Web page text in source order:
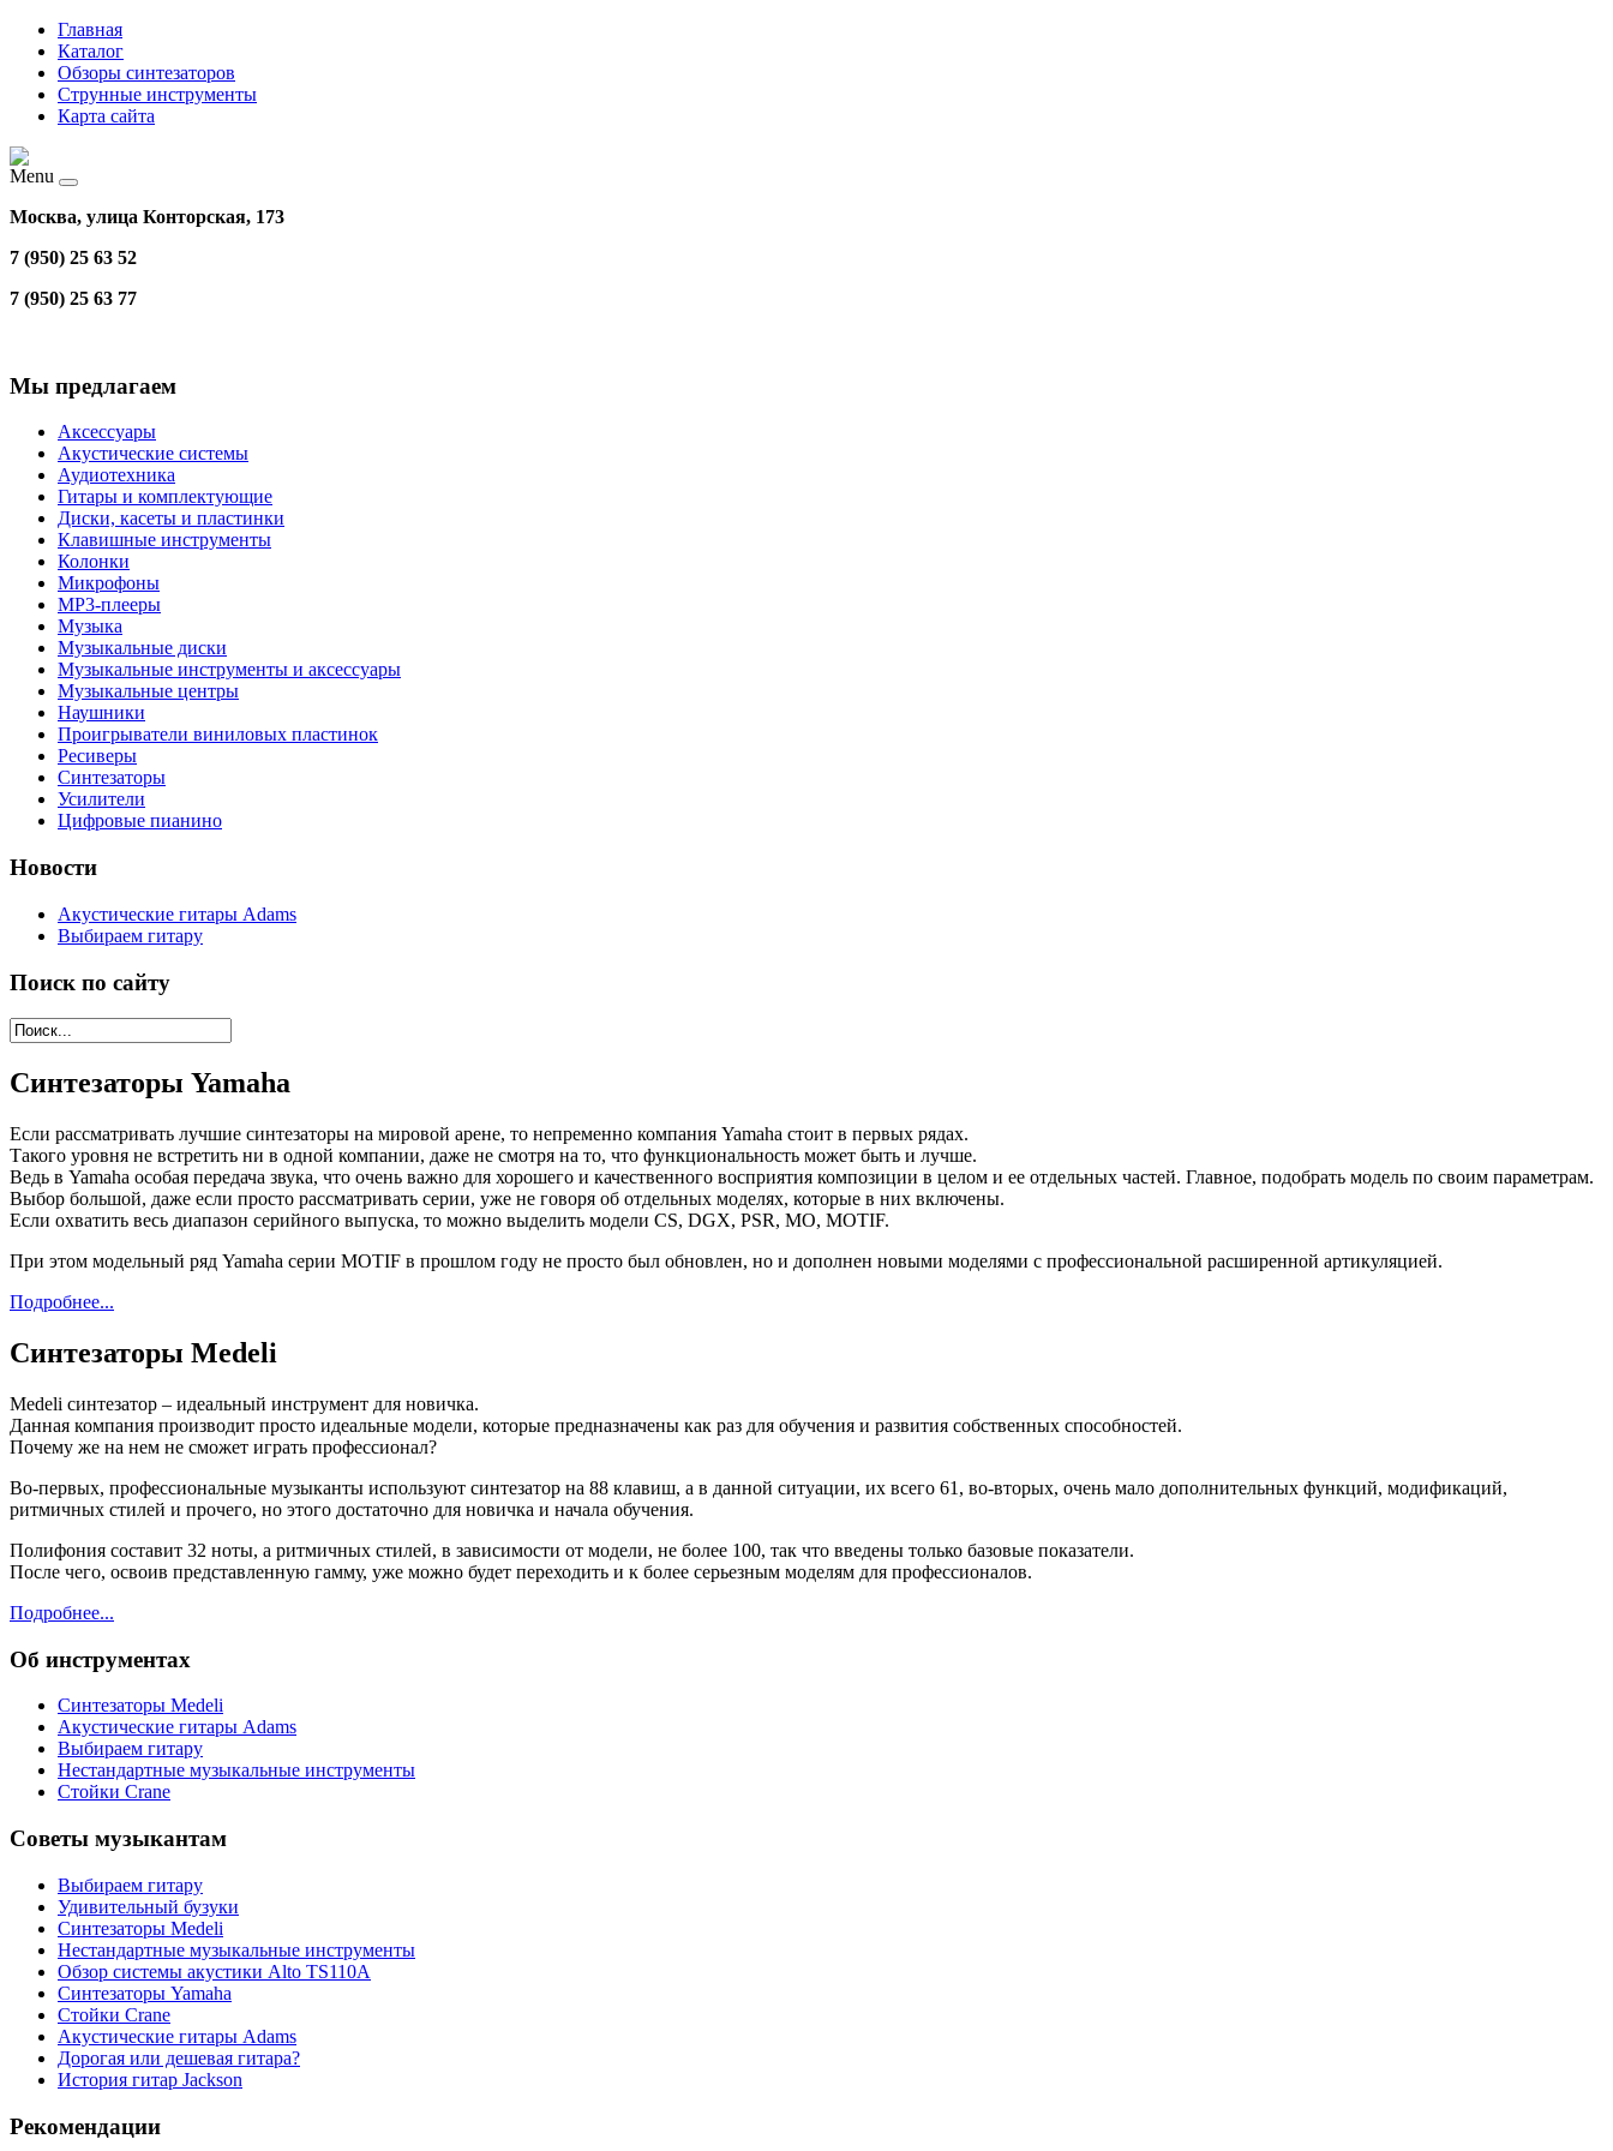
Главная
Каталог
Обзоры синтезаторов
Струнные инструменты
Карта сайта
Menu
Москва, улица Конторская, 173
7 (950) 25 63 52
7 (950) 25 63 77
Мы предлагаем
Аксессуары
Акустические системы
Аудиотехника
Гитары и комплектующие
Диски, касеты и пластинки
Клавишные инструменты
Колонки
Микрофоны
МР3-плееры
Музыка
Музыкальные диски
Музыкальные инструменты и аксессуары
Музыкальные центры
Наушники
Проигрыватели виниловых пластинок
Ресиверы
Синтезаторы
Усилители
Цифровые пианино
Новости
Акустические гитары Adams
Выбираем гитару
Поиск по сайту
Синтезаторы Yamaha
Если рассматривать лучшие синтезаторы на мировой арене, то непременно компания Yamaha стоит в первых рядах.
Такого уровня не встретить ни в одной компании, даже не смотря на то, что функциональность может быть и лучше.
Ведь в Yamaha особая передача звука, что очень важно для хорошего и качественного восприятия композиции в целом и ее отдельных частей. Главное, подобрать модель по своим параметрам.
Выбор большой, даже если просто рассматривать серии, уже не говоря об отдельных моделях, которые в них включены.
Если охватить весь диапазон серийного выпуска, то можно выделить модели CS, DGX, PSR, МО, MOTIF.
При этом модельный ряд Yamaha серии MOTIF в прошлом году не просто был обновлен, но и дополнен новыми моделями с профессиональной расширенной артикуляцией.
Подробнее...
Синтезаторы Мedeli
Мedeli синтезатор – идеальный инструмент для новичка.
Данная компания производит просто идеальные модели, которые предназначены как раз для обучения и развития собственных способностей.
Почему же на нем не сможет играть профессионал?
Во-первых, профессиональные музыканты используют синтезатор на 88 клавиш, а в данной ситуации, их всего 61, во-вторых, очень мало дополнительных функций, модификаций,
ритмичных стилей и прочего, но этого достаточно для новичка и начала обучения.
Полифония составит 32 ноты, а ритмичных стилей, в зависимости от модели, не более 100, так что введены только базовые показатели.
После чего, освоив представленную гамму, уже можно будет переходить и к более серьезным моделям для профессионалов.
Подробнее...
Об инструментах
Синтезаторы Мedeli
Акустические гитары Adams
Выбираем гитару
Нестандартные музыкальные инструменты
Стойки Crane
Советы музыкантам
Выбираем гитару
Удивительный бузуки
Синтезаторы Мedeli
Нестандартные музыкальные инструменты
Обзор системы акустики Alto TS110A
Синтезаторы Yamaha
Стойки Crane
Акустические гитары Adams
Дорогая или дешевая гитара?
История гитар Jackson
Рекомендации